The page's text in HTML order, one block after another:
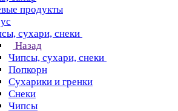
продукты
сухари, снеки
Назад
Чипсы, сухари, снеки
Попкорн
Сухарики и гренки
Снеки
Чипсы